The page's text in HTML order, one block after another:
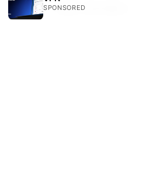
的选择、配置与使用要点
SPONSORED